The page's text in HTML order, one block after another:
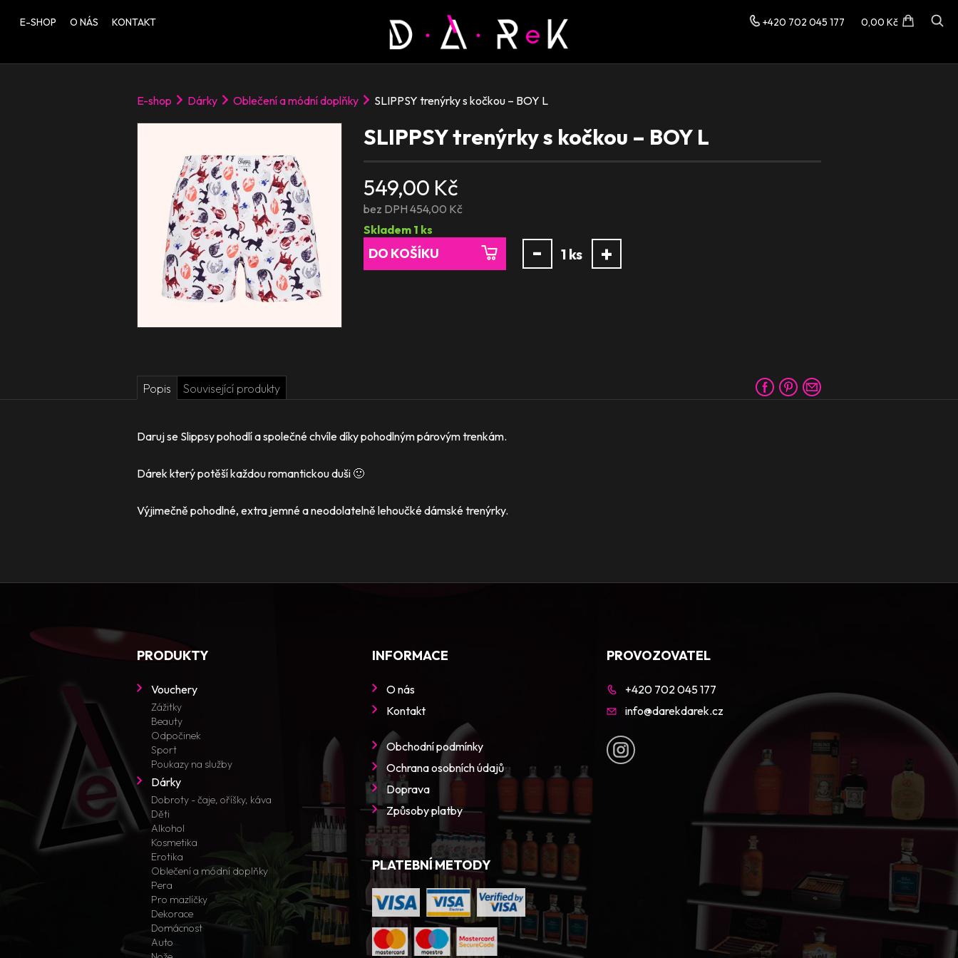
E-SHOP O NÁS KONTAKT +420 702 045 177 0,00 Kč
E-shop Dárky Oblečení a módní doplňky SLIPPSY trenýrky s kočkou – BOY L
SLIPPSY trenýrky s kočkou – BOY L
549,00 Kč
bez DPH 454,00 Kč
Skladem 1 ks
DO KOŠÍKU - 1 ks +
Popis Související produkty
Daruj se Slippsy pohodlí a společné chvíle díky pohodlným párovým trenkám.
Dárek který potěší každou romantickou duši 🙂
Výjimečně pohodlné, extra jemné a neodolatelně lehoučké dámské trenýrky.
PRODUKTY
Vouchery
Zážitky
Beauty
Odpočinek
Sport
Poukazy na služby
Dárky
Dobroty - čaje, oříšky, káva
Děti
Alkohol
Kosmetika
Erotika
Oblečení a módní doplňky
Pera
Pro mazlíčky
Dekorace
Domácnost
Auto
INFORMACE
O nás
Kontakt
Obchodní podmínky
Ochrana osobních údajů
Doprava
Způsoby platby
PLATEBNÍ METODY
PROVOZOVATEL
+420 702 045 177
info@darekdarek.cz